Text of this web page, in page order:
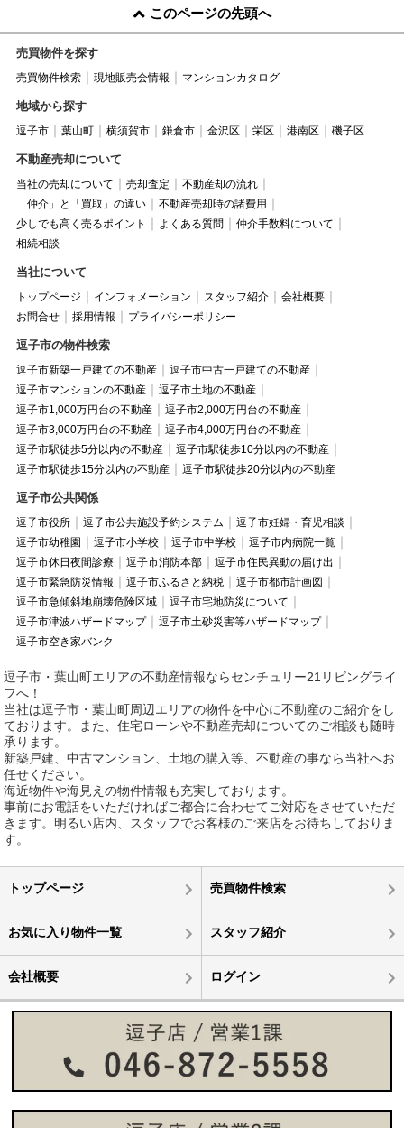
このページの先頭へ
売買物件を探す
売買物件検索 現地販売会情報 マンションカタログ
地域から探す
逗子市 葉山町 横須賀市 鎌倉市 金沢区 栄区 港南区 磯子区
不動産売却について
当社の売却について 売却査定
不動産却の流れ
「仲介」と「買取」の違い
不動産売却時の諸費用
少しでも高く売るポイント
よくある質問
仲介手数料について
相続相談
当社について
トップページ インフォメーション スタッフ紹介
会社概要
お問合せ
採用情報 プライバシーポリシー
逗子市の物件検索
逗子市新築一戸建ての不動産
逗子市中古一戸建ての不動産
逗子市マンションの不動産
逗子市土地の不動産
逗子市1,000万円台の不動産
逗子市2,000万円台の不動産
逗子市3,000万円台の不動産
逗子市4,000万円台の不動産
逗子市駅徒歩5分以内の不動産
逗子市駅徒歩10分以内の不動産
逗子市駅徒歩15分以内の不動産
逗子市駅徒歩20分以内の不動産
逗子市公共関係
逗子市役所 逗子市公共施設予約システム
逗子市妊婦・育児相談
逗子市幼稚園
逗子市小学校 逗子市中学校
逗子市内病院一覧
逗子市休日夜間診療
逗子市消防本部
逗子市住民異動の届け出
逗子市緊急防災情報
逗子市ふるさと納税
逗子市都市計画図
逗子市急傾斜地崩壊危険区域
逗子市宅地防災について
逗子市津波ハザードマップ
逗子市土砂災害等ハザードマップ
逗子市空き家バンク
逗子市・葉山町エリアの不動産情報ならセンチュリー21リビングライ
フへ！
当社は逗子市・葉山町周辺エリアの物件を中心に不動産のご紹介をし
ております。また、住宅ローンや不動産売却についてのご相談も随時
承ります。
新築戸建、中古マンション、土地の購入等、不動産の事なら当社へお
任せください。
海近物件や海見えの物件情報も充実しております。
事前にお電話をいただければご都合に合わせてご対応をさせていただ
きます。明るい店内、スタッフでお客様のご来店をお待ちしておりま
す。
トップページ 売買物件検索
お気に入り物件一覧 スタッフ紹介
会社概要 ログイン